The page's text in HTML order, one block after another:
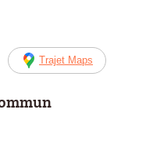
Trajet Maps